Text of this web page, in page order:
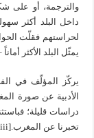
والترجمة، أو على
داخل البلد أكثر
لحراستهم فقلّت
يمثّل البلد الأكثر
يركّز المؤلّف في
الأدبية عن صورة
دراسات قليلة؛
تخبرنا عن المغرب.[iii] وهذه الدراسات التي ذكر هي: